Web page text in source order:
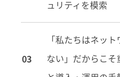
ュリティを模索
「私たちはネッ
ない」だからこそ